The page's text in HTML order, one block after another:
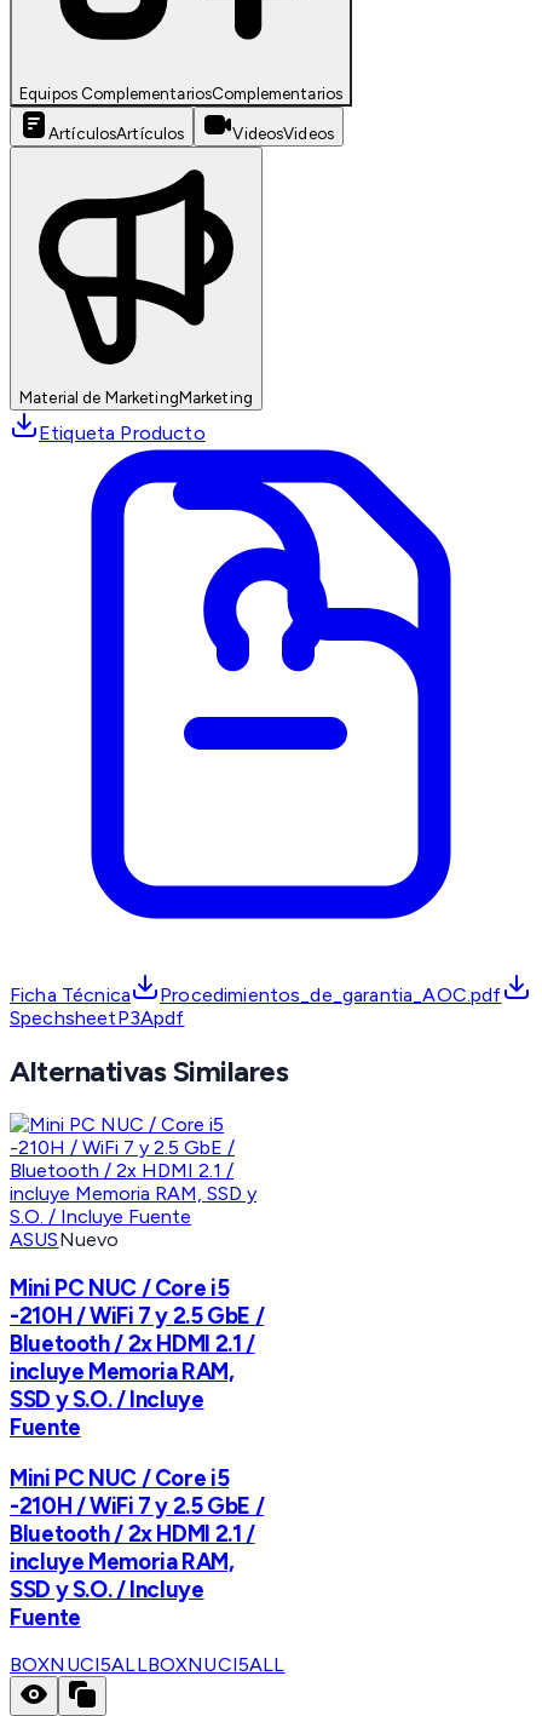
Equipos ComplementariosComplementarios
ArtículosArtículos VideosVideos
Material de MarketingMarketing
Etiqueta Producto
Ficha Técnica
Procedimientos_de_garantia_AOC.pdf
SpechsheetP3Apdf
Alternativas Similares
ASUSNuevo
Mini PC NUC / Core i5
-210H / WiFi 7 y 2.5 GbE /
Bluetooth / 2x HDMI 2.1 /
incluye Memoria RAM,
SSD y S.O. / Incluye
Fuente
Mini PC NUC / Core i5
-210H / WiFi 7 y 2.5 GbE /
Bluetooth / 2x HDMI 2.1 /
incluye Memoria RAM,
SSD y S.O. / Incluye
Fuente
BOXNUCI5ALLBOXNUCI5ALL